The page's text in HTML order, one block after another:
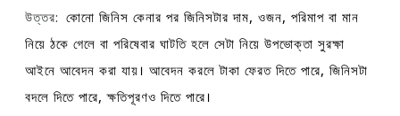
উত্তর: কোনো জিনিস কেনার পর জিনিসটার দাম, ওজন, পরিমাপ বা মান
নিয়ে ঠকে গেলে বা পরিষেবার ঘাটতি হলে সেটা নিয়ে উপভোক্তা সুরক্ষা
আইনে আবেদন করা যায়। আবেদন করলে টাকা ফেরত দিতে পারে, জিনিসটা
বদলে দিতে পারে, ক্ষতিপূরণও দিতে পারে।